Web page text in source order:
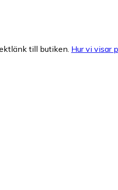
till butiken. Hur vi visar